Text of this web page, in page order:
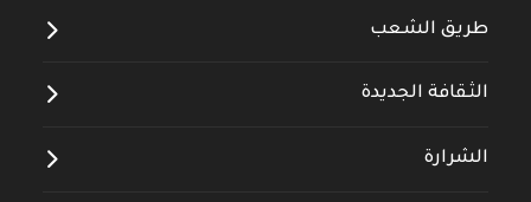
طريق الشعب
الثقافة الجديدة
الشرارة